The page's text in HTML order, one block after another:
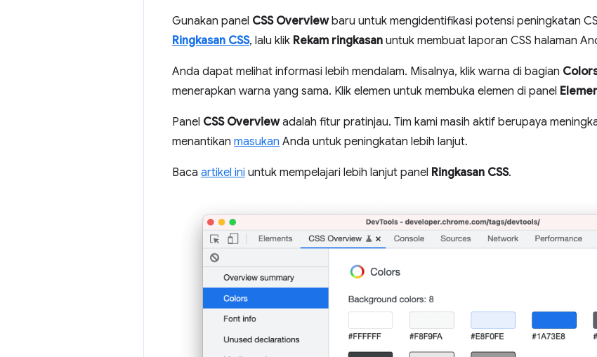
Gunakan panel CSS Overviewbaru untuk mengidentifikasi potensi peningkatan
Ringkasan CSS, lalu klik Rekam ringkasan untuk membuat laporan CSS halaman
Anda dapat melihat informasi lebih mendalam. Misalnya, klik warna di bagian
menerapkan warna yang sama. Klik elemen untuk membuka elemen di panel
Panel CSS Overviewadalah fitur pratinjau. Tim kami masih aktif berupaya
menantikan masukan Anda untuk peningkatan lebih lanjut.
Baca artikel ini untuk mempelajari lebih lanjut panel Ringkasan CSS.